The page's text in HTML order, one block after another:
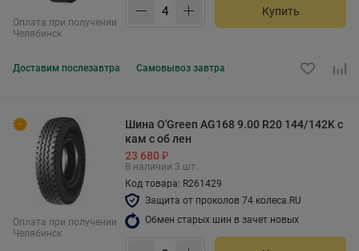
Оплата при получении
Челябинск
Купить
Доставим послезавтра Самовывоз завтра
Оплата при получении
Челябинск
Шина O'Green AG168 9.00 R20 144/142K с
кам с об лен
23 680 ₽
В наличии 3 шт.
Код товара: R261429
Защита от проколов 74 колеса.RU
Обмен старых шин в зачет новых